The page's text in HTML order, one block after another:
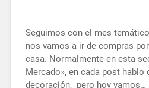
Seguimos con el mes
nos vamos a ir de compras
casa. Normalmente en esta
Mercado», en cada post hablo
decoración, pero hoy vamos…